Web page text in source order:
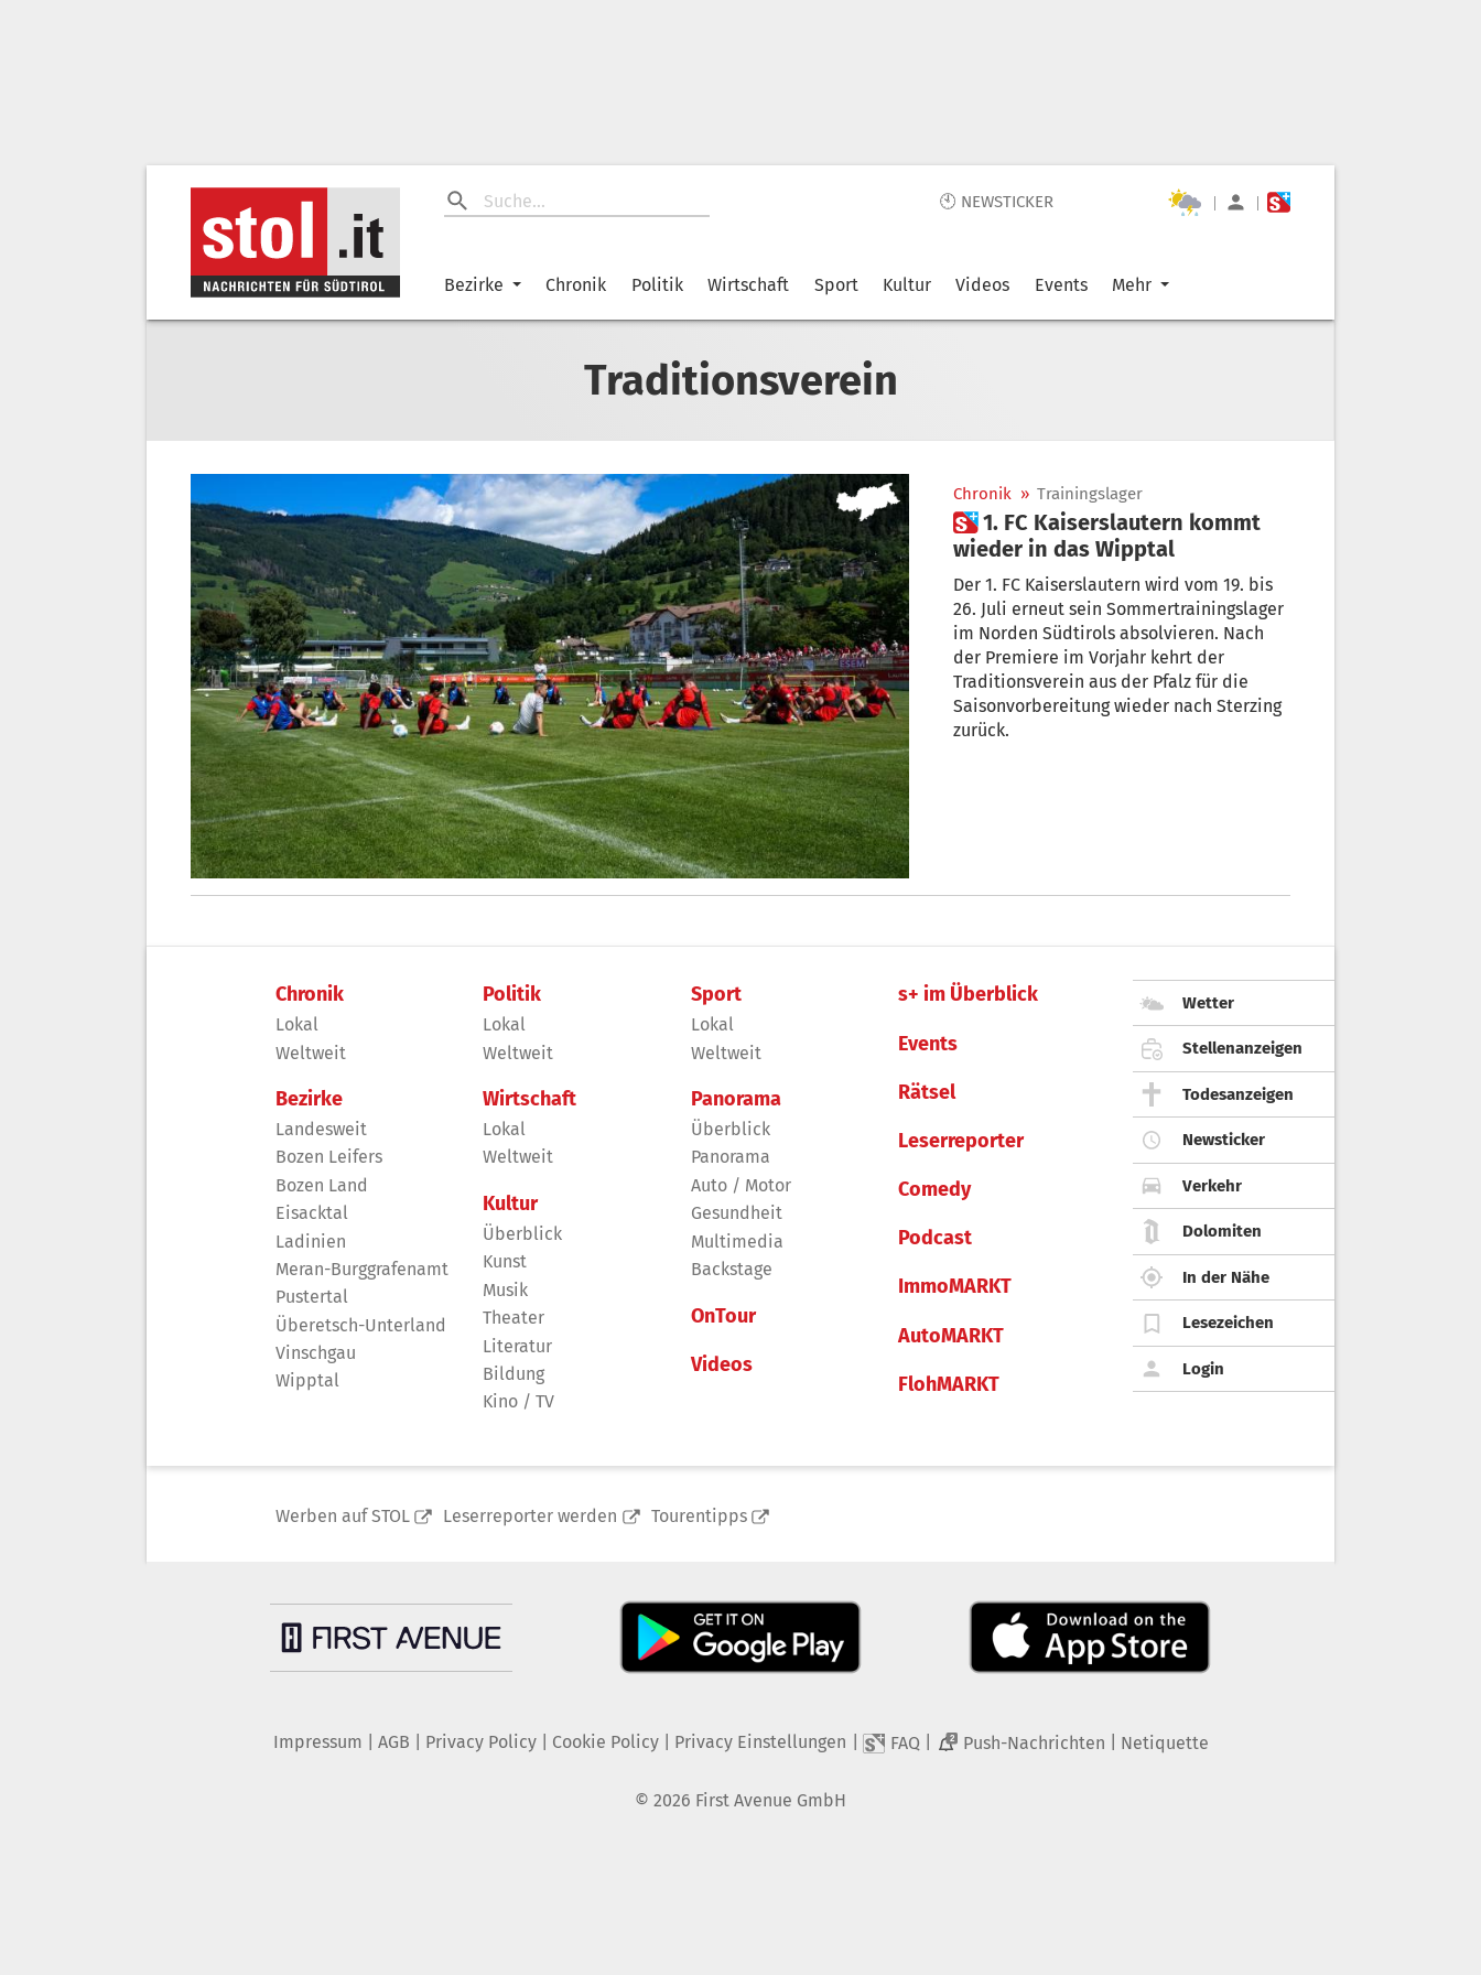
🕙 NEWSTICKER | |
Bezirke Chronik Politik Wirtschaft Sport Kultur Videos Events Mehr
Traditionsverein
Chronik » Trainingslager
 1. FC Kaiserslautern kommt
wieder in das Wipptal
Der 1. FC Kaiserslautern wird vom 19. bis
26. Juli erneut sein Sommertrainingslager
im Norden Südtirols absolvieren. Nach
der Premiere im Vorjahr kehrt der
Traditionsverein aus der Pfalz für die
Saisonvorbereitung wieder nach Sterzing
zurück.
Chronik
Lokal
Weltweit
Bezirke
Landesweit
Bozen Leifers
Bozen Land
Eisacktal
Ladinien
Meran-Burggrafenamt
Pustertal
Überetsch-Unterland
Vinschgau
Wipptal
Politik
Lokal
Weltweit
Wirtschaft
Lokal
Weltweit
Kultur
Überblick
Kunst
Musik
Theater
Literatur
Bildung
Kino / TV
Sport
Lokal
Weltweit
Panorama
Überblick
Panorama
Auto / Motor
Gesundheit
Multimedia
Backstage
OnTour
Videos
s+ im Überblick
Events
Rätsel
Leserreporter
Comedy
Podcast
ImmoMARKT
AutoMARKT
FlohMARKT
Wetter
Stellenanzeigen
Todesanzeigen
Newsticker
Verkehr
Dolomiten
In der Nähe
Lesezeichen
Login
Werben auf STOL Leserreporter werden Tourentipps
Impressum AGB Privacy Policy| Cookie Policy| Privacy Einstellungen FAQ 2 Push-Nachrichten Netiquette
© 2026 First Avenue GmbH